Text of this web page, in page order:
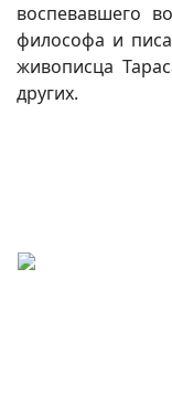
воспевавшего
философа и
живописца
других.